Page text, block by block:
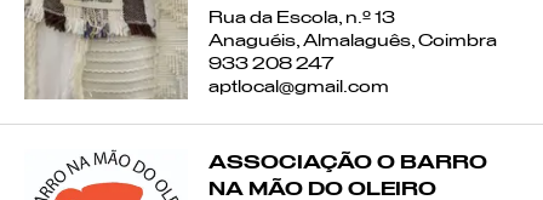
Rua da Escola, n.º 13
Anaguéis, Almalaguês, Coimbra
933 208 247
aptlocal@gmail.com
ASSOCIAÇÃO O BARRO
NA MÃO DO OLEIRO